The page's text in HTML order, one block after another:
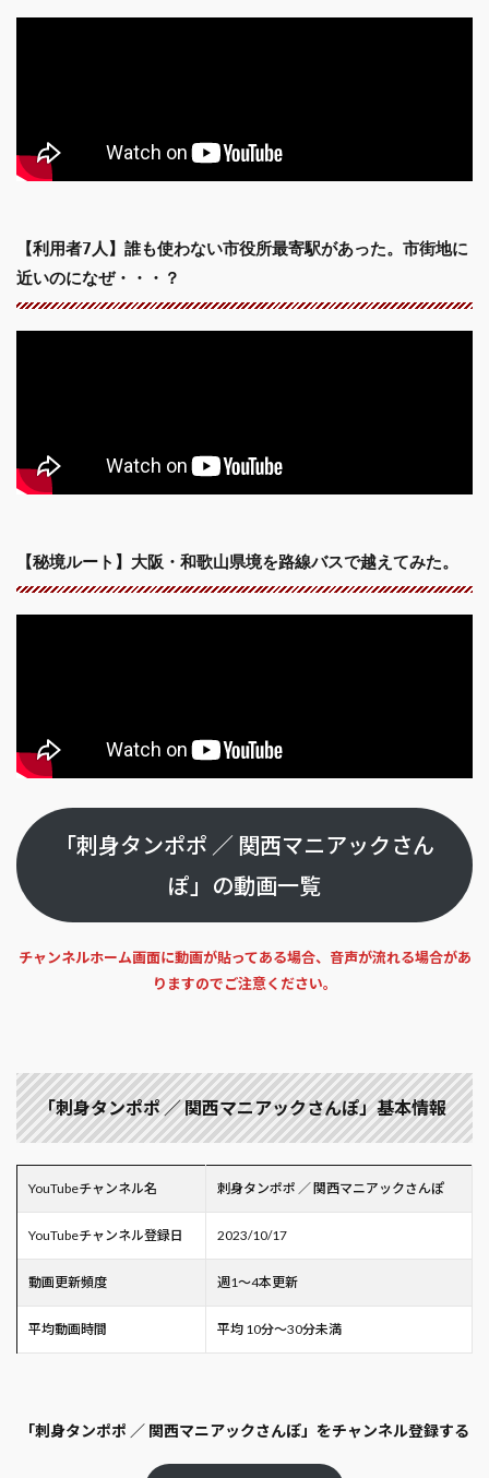
【利用者7人】誰も使わない市役所最寄駅があった。市街地に
近いのになぜ・・・？
【秘境ルート】大阪・和歌山県境を路線バスで越えてみた。
「刺身タンポポ ／ 関西マニアックさん
ぽ」の動画一覧
チャンネルホーム画面に動画が貼ってある場合、音声が流れる場合があ
りますのでご注意ください。
「刺身タンポポ ／ 関西マニアックさんぽ」基本情報
YouTubeチャンネル名 刺身タンポポ ／ 関西マニアックさんぽ
YouTubeチャンネル登録日 2023/10/17
動画更新頻度 週1～4本更新
平均動画時間 平均 10分～30分未満
「刺身タンポポ ／ 関西マニアックさんぽ」をチャンネル登録する